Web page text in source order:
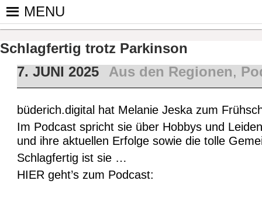
Skip
PINGPONGPARKINSON
ist der bundesweite Zusammenschluss von
Tischtennis – überwiegend ehrenamtlich um
MENU
Schlagfertig trotz Parkinson
7. JUNI 2025
Aus den Regionen,
büderich.digital hat Melanie Jeska zum
Im Podcast spricht sie über Hobbys und
und ihre aktuellen Erfolge sowie die tolle
Schlagfertig ist sie …
HIER geht’s zum Podcast: